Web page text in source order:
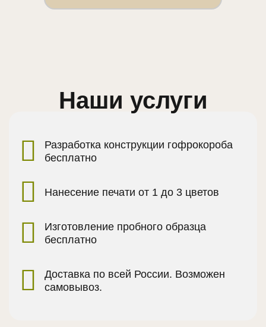
Наши услуги
Разработка конструкции гофрокороба
бесплатно
Нанесение печати от 1 до 3 цветов
Изготовление пробного образца
бесплатно
Доставка по всей России. Возможен
самовывоз.